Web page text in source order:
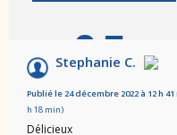
9.5/10
Basé sur 35 avis
Stephanie C.
Publié le 24 décembre 2022 à 12 h 41
h 18 min)
Délicieux